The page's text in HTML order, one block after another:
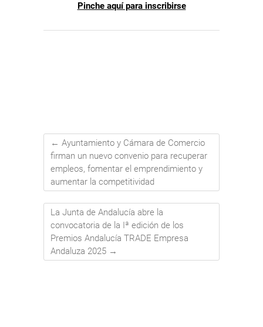
Pinche aquí para inscribirse
← Ayuntamiento y Cámara de Comercio
firman un nuevo convenio para recuperar
empleos, fomentar el emprendimiento y
aumentar la competitividad
La Junta de Andalucía abre la
convocatoria de la Iª edición de los
Premios Andalucía TRADE Empresa
Andaluza 2025 →